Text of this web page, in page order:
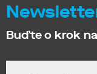
Buďte o krok